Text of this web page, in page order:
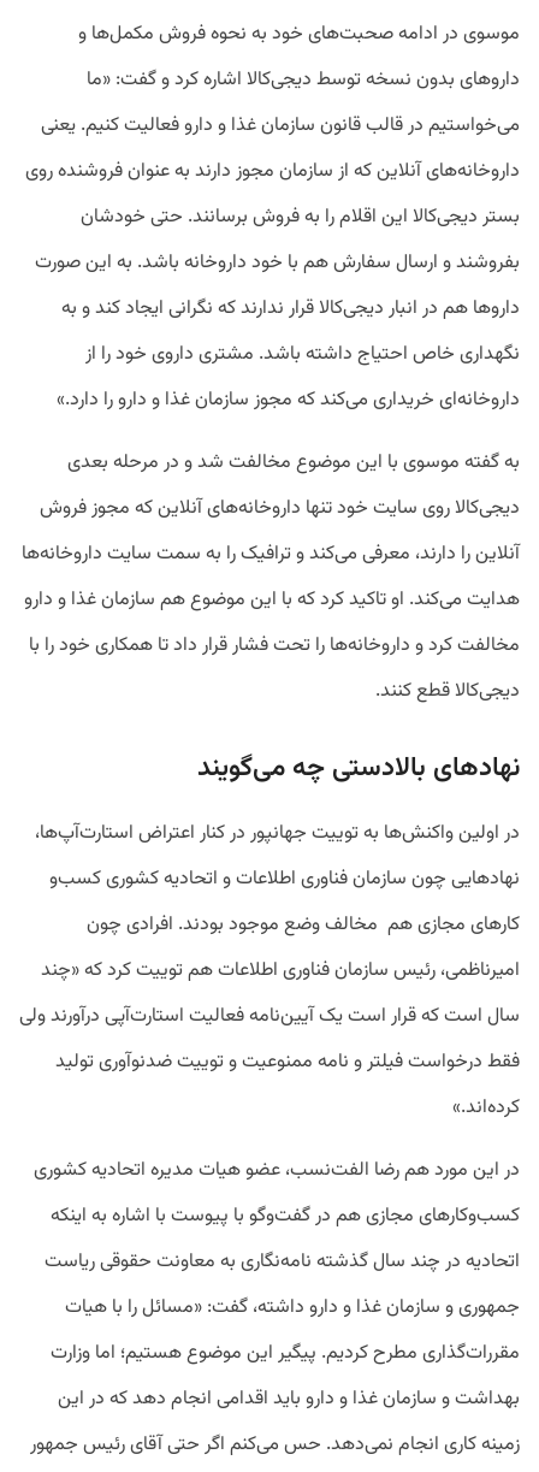
موسوی در ادامه صحبت‌های خود به نحوه فروش مکمل‌ها و
داروهای بدون نسخه توسط دیجی‌کالا اشاره کرد و گفت: «ما
می‌خواستیم در قالب قانون سازمان غذا و دارو فعالیت کنیم. یعنی
داروخانه‌های آنلاین که از سازمان مجوز دارند به عنوان فروشنده روی
بستر دیجی‌کالا این اقلام را به فروش برسانند. حتی خودشان
بفروشند و ارسال سفارش هم با خود داروخانه باشد. به این صورت
داروها هم در انبار دیجی‌کالا قرار ندارند که نگرانی ایجاد کند و به
نگهداری خاص احتیاج داشته باشد. مشتری داروی خود را از
داروخانه‌ای خریداری می‌کند که مجوز سازمان غذا و دارو را دارد.»
به گفته موسوی با این موضوع مخالفت شد و در مرحله بعدی
دیجی‌کالا روی سایت خود تنها داروخانه‌های آنلاین که مجوز فروش
آنلاین را دارند، معرفی می‌کند و ترافیک را به سمت سایت داروخانه‌ها
هدایت می‌کند. او تاکید کرد که با این موضوع هم سازمان غذا و دارو
مخالفت کرد و داروخانه‌ها را تحت فشار قرار داد تا همکاری خود را با
دیجی‌کالا قطع کنند.
نهادهای بالادستی چه می‌گویند
در اولین واکنش‌ها به توییت جهانپور در کنار اعتراض استارت‌آپ‌ها،
نهادهایی چون سازمان فناوری اطلاعات و اتحادیه کشوری کسب‌و
کارهای مجازی هم مخالف وضع موجود بودند. افرادی چون
امیرناظمی، رئیس سازمان فناوری اطلاعات هم توییت کرد که «چند
سال است که قرار است یک آیین‌نامه فعالیت استارت‌آپی درآورند ولی
فقط درخواست فیلتر و نامه ممنوعیت و توییت ضدنوآوری تولید
کرده‌اند.»
در این مورد هم رضا الفت‌نسب، عضو هیات مدیره اتحادیه کشوری
کسب‌وکارهای مجازی هم در گفت‌وگو با پیوست با اشاره به اینکه
اتحادیه در چند سال گذشته نامه‌نگاری به معاونت حقوقی ریاست
جمهوری و سازمان غذا و دارو داشته، گفت: «مسائل را با هیات
مقررات‌گذاری مطرح کردیم. پیگیر این موضوع هستیم؛ اما وزارت
بهداشت و سازمان غذا و دارو باید اقدامی انجام دهد که در این
زمینه کاری انجام نمی‌دهد. حس می‌کنم اگر حتی آقای رئیس جمهور